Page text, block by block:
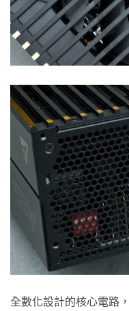
全數化設計的核心電路